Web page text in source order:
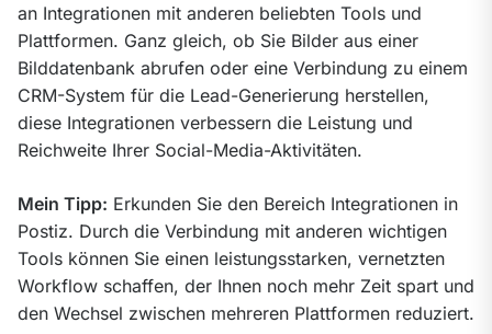
an Integrationen mit anderen beliebten Tools und
Plattformen. Ganz gleich, ob Sie Bilder aus einer
Bilddatenbank abrufen oder eine Verbindung zu einem
CRM-System für die Lead-Generierung herstellen,
diese Integrationen verbessern die Leistung und
Reichweite Ihrer Social-Media-Aktivitäten.
Mein Tipp: Erkunden Sie den Bereich Integrationen in
Postiz. Durch die Verbindung mit anderen wichtigen
Tools können Sie einen leistungsstarken, vernetzten
Workflow schaffen, der Ihnen noch mehr Zeit spart und
den Wechsel zwischen mehreren Plattformen reduziert.